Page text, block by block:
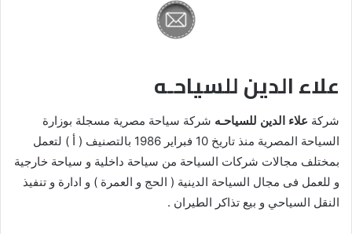
علاء الدين للسياحـه
شركة علاء الدين للسياحـه شركة سياحة مصرية مسجلة بوزارة
السياحة المصرية منذ تاريخ 10 فبراير 1986 بالتصنيف ( أ ) لتعمل
بمختلف مجالات شركات السياحة من سياحة داخلية و سياحة خارجية
و للعمل فى مجال السياحة الدينية ( الحج و العمرة ) و ادارة و تنفيذ
النقل السياحي و بيع تذاكر الطيران .